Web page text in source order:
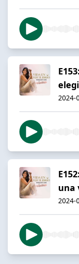
2024-
una
2024-